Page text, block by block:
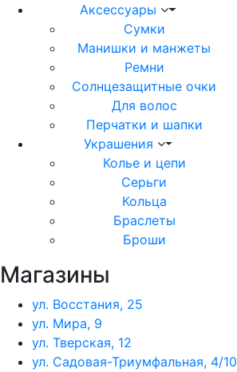
Аксессуары
Сумки
Манишки и манжеты
Ремни
Солнцезащитные очки
Для волос
Перчатки и шапки
Украшения
Колье и цепи
Серьги
Кольца
Браслеты
Броши
Магазины
ул. Восстания, 25
ул. Мира, 9
ул. Тверская, 12
ул. Садовая-Триумфальная, 4/10